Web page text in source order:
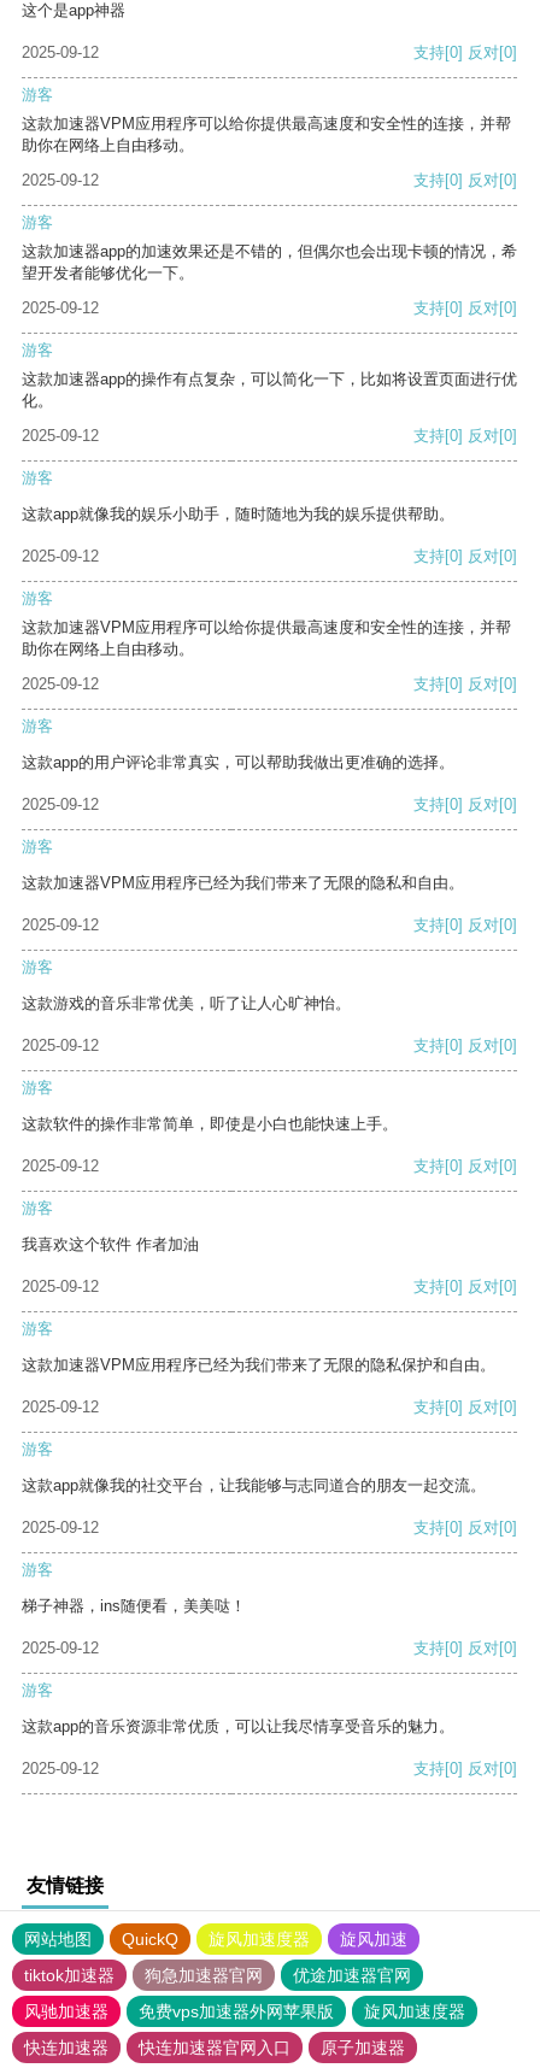
这个是app神器
2025-09-12 支持[0] 反对[0]
游客
这款加速器VPM应用程序可以给你提供最高速度和安全性的连接，并帮
助你在网络上自由移动。
2025-09-12
支持[0] 反对[0]
游客
这款加速器app的加速效果还是不错的，但偶尔也会出现卡顿的情况，希
望开发者能够优化一下。
2025-09-12
支持[0] 反对[0]
游客
这款加速器app的操作有点复杂，可以简化一下，比如将设置页面进行优
化。
2025-09-12
支持[0] 反对[0]
游客
这款app就像我的娱乐小助手，随时随地为我的娱乐提供帮助。
2025-09-12 支持[0] 反对[0]
游客
这款加速器VPM应用程序可以给你提供最高速度和安全性的连接，并帮
助你在网络上自由移动。
2025-09-12
支持[0] 反对[0]
游客
这款app的用户评论非常真实，可以帮助我做出更准确的选择。
2025-09-12 支持[0] 反对[0]
游客
这款加速器VPM应用程序已经为我们带来了无限的隐私和自由。
2025-09-12 支持[0] 反对[0]
游客
这款游戏的音乐非常优美，听了让人心旷神怡。
2025-09-12 支持[0] 反对[0]
游客
这款软件的操作非常简单，即使是小白也能快速上手。
2025-09-12 支持[0] 反对[0]
游客
我喜欢这个软件 作者加油
2025-09-12 支持[0] 反对[0]
游客
这款加速器VPM应用程序已经为我们带来了无限的隐私保护和自由。
2025-09-12 支持[0] 反对[0]
游客
这款app就像我的社交平台，让我能够与志同道合的朋友一起交流。
2025-09-12 支持[0] 反对[0]
游客
梯子神器，ins随便看，美美哒！
2025-09-12 支持[0] 反对[0]
游客
这款app的音乐资源非常优质，可以让我尽情享受音乐的魅力。
2025-09-12 支持[0] 反对[0]
友情链接
网站地图 QuickQ 旋风加速度器
旋风加速
tiktok加速器
狗急加速器官网
优途加速器官网
风驰加速器
免费vps加速器外网苹果版
旋风加速度器
快连加速器
快连加速器官网入口 原子加速器